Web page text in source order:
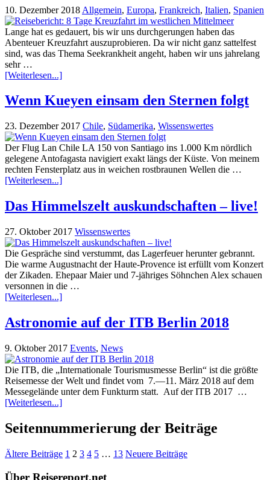
10. Dezember 2018 Allgemein, Europa, Frankreich, Italien, Spanien
Lange hat es gedauert, bis wir uns durchgerungen haben das
Abenteuer Kreuzfahrt auszuprobieren. Da wir nicht ganz sattelfest
sind, was das Thema Seekrankheit angeht, haben wir uns jahrelang
sehr …
[Weiterlesen...]
Wenn Kueyen einsam den Sternen folgt
23. Dezember 2017 Chile, Südamerika, Wissenswertes
Der Flug Lan Chile LA 150 von Santiago ins 1.000 Km nördlich
gelegene Antofagasta navigiert exakt längs der Küste. Von meinem
rechten Fensterplatz aus in weichen rostbraunen Wellen die …
[Weiterlesen...]
Das Himmelszelt auskundschaften – live!
27. Oktober 2017 Wissenswertes
Die Gespräche sind verstummt, das Lagerfeuer herunter gebrannt.
Die warme Augustnacht der Haute-Provence ist erfüllt vom Konzert
der Zikaden. Ehepaar Maier und 7-jähriges Söhnchen Alex schauen
versonnen in die …
[Weiterlesen...]
Astronomie auf der ITB Berlin 2018
9. Oktober 2017 Events, News
Die ITB, die „Internationale Tourismusmesse Berlin“ ist die größte
Reisemesse der Welt und findet vom 7.—11. März 2018 auf dem
Messegelände unter dem Funkturm statt. Auf der ITB 2017 …
[Weiterlesen...]
Seitennummerierung der Beiträge
Ältere Beiträge 1 2 3 4 5 … 13 Neuere Beiträge
Über Reisereport.net